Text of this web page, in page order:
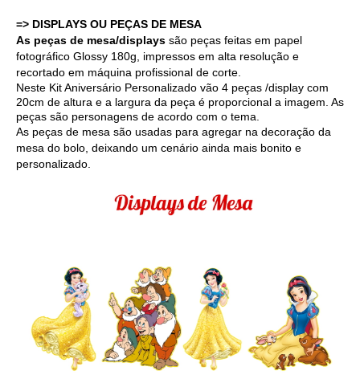
=> DISPLAYS OU PEÇAS DE MESA
As peças de mesa/displays são peças feitas em papel
fotográfico Glossy 180g, impressos em alta resolução e
recortado em máquina profissional de corte.
Neste Kit Aniversário Personalizado vão 4 peças /display com
20cm de altura e a largura da peça é proporcional a imagem. As
peças são personagens de acordo com o tema.
As peças de mesa são usadas para agregar na decoração da
mesa do bolo, deixando um cenário ainda mais bonito e
personalizado.